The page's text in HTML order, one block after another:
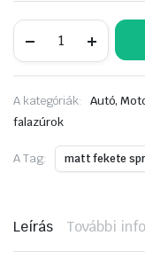
CARSYSTEM
Rally
fekete
7602,
400ml
A kategóriák: Autó,
falazúrok
A Tag: matt fekete
Leírás További